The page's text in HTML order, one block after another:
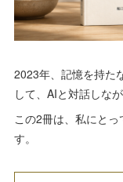
2023年、記憶を持た
して、AIと対話しな
この2冊は、私にと
す。